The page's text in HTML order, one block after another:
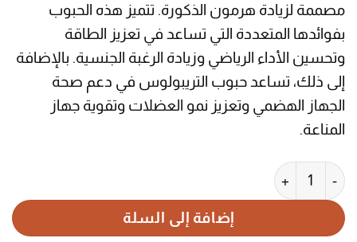
مصممة لزيادة هرمون الذكورة. تتميز هذه الحبوب
بفوائدها المتعددة التي تساعد في تعزيز الطاقة
وتحسين الأداء الرياضي وزيادة الرغبة الجنسية. بالإضافة
إلى ذلك، تساعد حبوب التريبولوس في دعم صحة
الجهاز الهضمي وتعزيز نمو العضلات وتقوية جهاز
المناعة.
كمية حبوب التريبولوس لزيادة هرمون الذكورة من بيغ جوي 120 كبسولة
إضافة إلى السلة